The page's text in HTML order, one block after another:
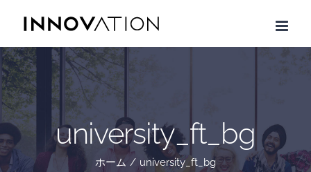
content
university_ft_bg
ホーム / university_ft_bg